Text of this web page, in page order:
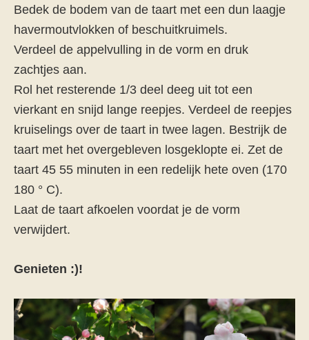
Bedek de bodem van de taart met een dun laagje
havermoutvlokken of beschuitkruimels.
Verdeel de appelvulling in de vorm en druk
zachtjes aan.
Rol het resterende 1/3 deel deeg uit tot een
vierkant en snijd lange reepjes. Verdeel de reepjes
kruiselings over de taart in twee lagen. Bestrijk de
taart met het overgebleven losgeklopte ei. Zet de
taart 45 55 minuten in een redelijk hete oven (170
180 ° C).
Laat de taart afkoelen voordat je de vorm
verwijdert.
Genieten :)!